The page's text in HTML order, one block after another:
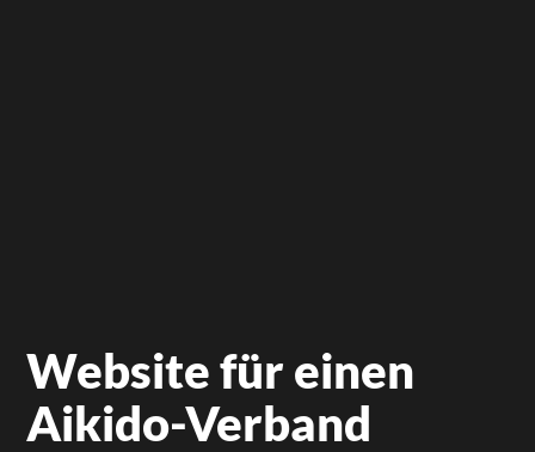
Website für einen
Aikido-Verband